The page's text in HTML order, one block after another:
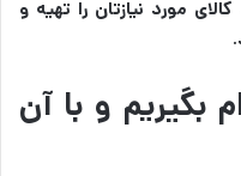
مورد نیازتان را تهیه و
بگیریم و با آن